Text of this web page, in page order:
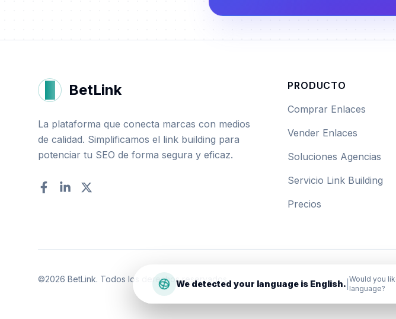
BetLink
La plataforma que conecta marcas con medios
de calidad. Simplificamos el link building para
potenciar tu SEO de forma segura y eficaz.
Facebook
LinkedInTwitter
PRODUCTO
Comprar Enlaces
Vender Enlaces
Soluciones Agencias
Servicio Link Building
Precios
©2026 BetLink. Todos los derechos reservados.We detected your language is English. Would you
language?